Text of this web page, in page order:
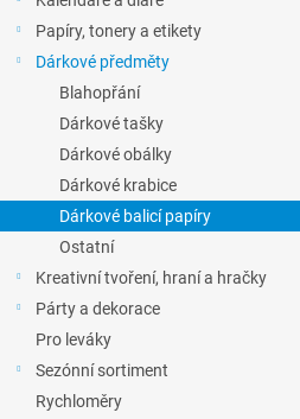
Papíry, tonery a etikety
Dárkové předměty
Blahopřání
Dárkové tašky
Dárkové obálky
Dárkové krabice
Dárkové balicí papíry
Ostatní
Kreativní tvoření, hraní a hračky
Párty a dekorace
Pro leváky
Sezónní sortiment
Rychloměry